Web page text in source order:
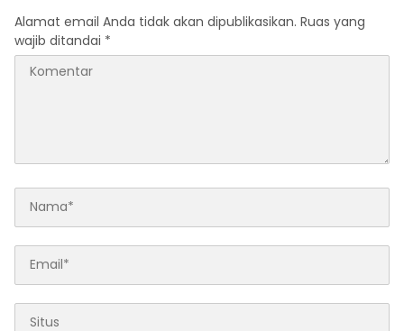
Alamat email Anda tidak akan dipublikasikan. Ruas yang
wajib ditandai *